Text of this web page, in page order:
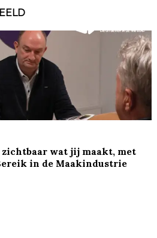
wat jij maakt, met
in de Maakindustrie